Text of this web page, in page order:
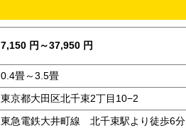
7,150 円～37,950 円
0.4畳～3.5畳
東京都大田区北千束2丁目10−2
東急電鉄大井町線 北千束駅より徒歩6分